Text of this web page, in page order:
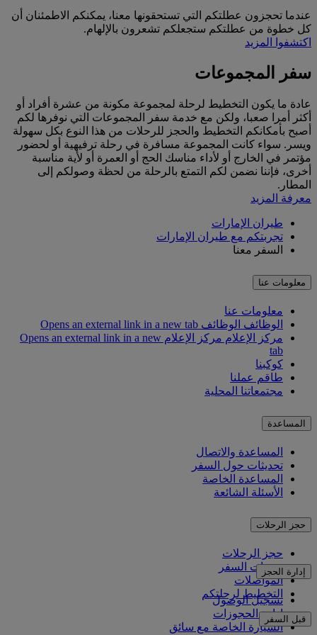
عندما تحجزون عطلتكم التي تستحقونها معنا، يمكنكم الاطمئنان أن
كل خطوة من عطلتكم ستجعلكم تشعرون بالإلهام.
اكتشفوا المزيد
سفر المجموعات
عادة ما يكون التخطيط لرحلة لمجموعة مكونة من عشرة أفراد أو
أكثر أمرا صعبا، ولكن مع خدمة سفر المجموعات التي نوفرها لكم
أصبح بأمكانكم التخطيط والحجز للرحلات من هذا النوع بكل سهولة
ويسر. سواء كانت المجموعة مسافرة في رحلة ترفيهية أو لحضور
مؤتمر في الخارج أو لأداء مناسك الحج أو العمرة أو لأية مناسبة
أخرى، فإننا نضمن لكم التمتع بالرحلة من لحظة وصولكم إلى
المطار.
معرفة المزيد
طيران الإمارات
تجربتكم مع طيران الإمارات
السفر معنا
معلومات عنا
معلومات عنا
الوظائف الوظائف Opens an external link in a new tab
مركز الإعلام
مركز الإعلام Opens an external link in a new
tab
كوكبنا
طاقم عملنا
مجتمعاتنا المحلية
المساعدة
المساعدة والاتصال
تحديثات حول السفر
المساعدة الخاصة
الأسئلة الشائعة
حجز الرحلات
حجز الرحلات
خدمات السفر
المواصلات
التخطيط لرحلتكم
إدارة الحجز
تسجيل الوصول
إدارة الحجوزات
السيارة الخاصة مع سائق
قبل السفر